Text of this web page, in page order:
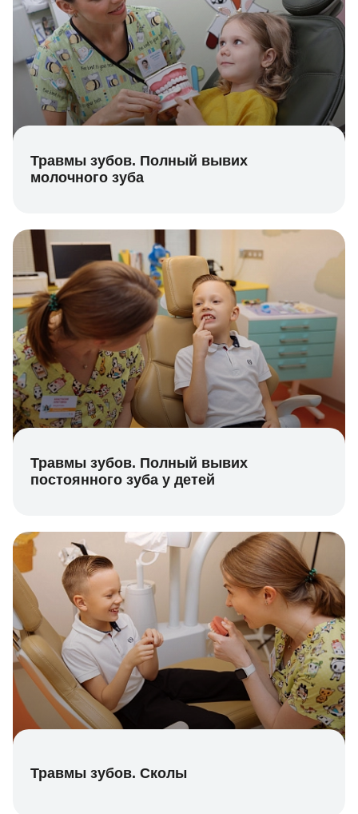
Травмы зубов. Полный вывих
молочного зуба
Травмы зубов. Полный вывих
постоянного зуба у детей
Травмы зубов. Сколы